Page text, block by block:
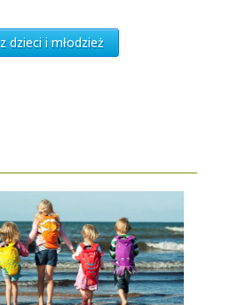
dzieci i młodzież